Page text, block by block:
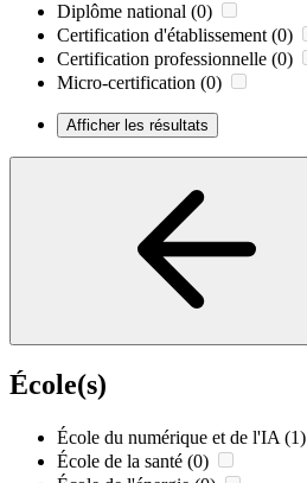
Diplôme national (0)
Certification d'établissement (0)
Certification professionnelle (0)
Micro-certification (0)
Afficher les résultats
École(s)
École du numérique et de l'IA (1)
École de la santé (0)